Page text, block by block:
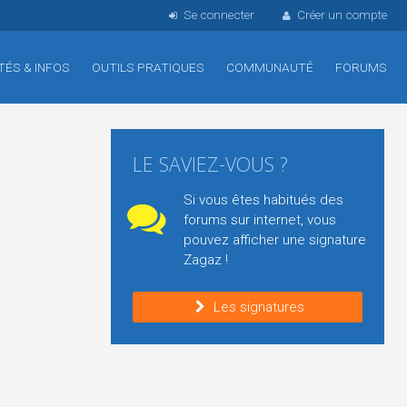
Se connecter Créer un compte
& INFOS OUTILS PRATIQUES COMMUNAUTÉ FORUMS
LE SAVIEZ-VOUS ?
Si vous êtes habitués des
forums sur internet, vous
pouvez afficher une signature
Zagaz !
Les signatures